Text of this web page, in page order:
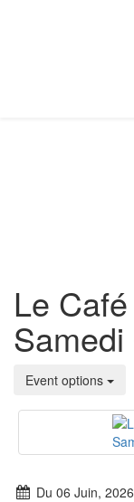
Le
Samedi
Event options
Du 06 Juin,